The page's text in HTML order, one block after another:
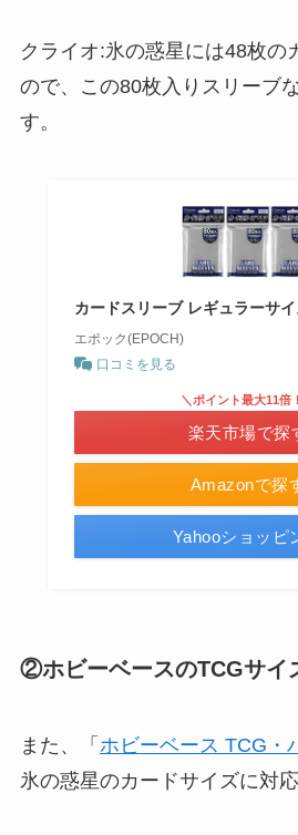
クライオ:氷の惑星には48枚の
ので、この80枚入りスリーブ
す。
カードスリーブ レギュラーサ
エポック(EPOCH)
口コミを見る
Amazonで探
＼ポイント最大11倍
楽天市場で探
Yahooショッピ
②ホビーベースのTCGサイ
また、「 ホビーベース TCG・
氷の惑星のカードサイズに対応